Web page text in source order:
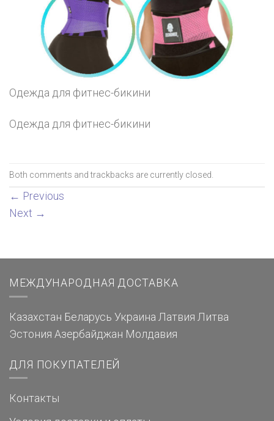
Одежда для фитнес-бикини
Одежда для фитнес-бикини
Both comments and trackbacks are currently closed.
← Previous
Next →
МЕЖДУНАРОДНАЯ ДОСТАВКА
Казахстан Беларусь Украина Латвия Литва
Эстония Азербайджан Молдавия
ДЛЯ ПОКУПАТЕЛЕЙ
Контакты